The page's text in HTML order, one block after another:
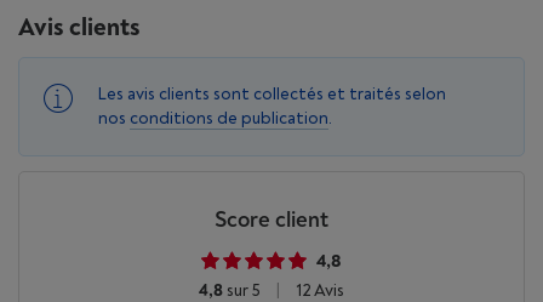
Avis clients
Les avis clients sont collectés et traités selon
nos conditions de publication.
Score client
4,8
4,8 sur 5 12 Avis